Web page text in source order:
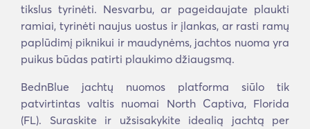
tikslus tyrinėti. Nesvarbu, ar pageidaujate plaukti
ramiai, tyrinėti naujus uostus ir įlankas, ar rasti ramų
paplūdimį piknikui ir maudynėms, jachtos nuoma yra
puikus būdas patirti plaukimo džiaugsmą.
BednBlue jachtų nuomos platforma siūlo tik
patvirtintas valtis nuomai North Captiva, Florida
(FL). Suraskite ir užsisakykite idealią jachtą per